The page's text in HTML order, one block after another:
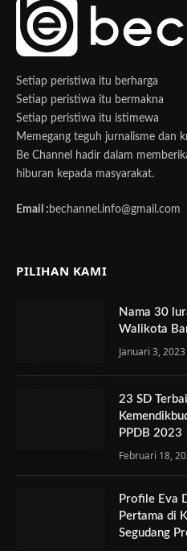
Setiap peristiwa itu berharga
Setiap peristiwa itu bermakna
Setiap peristiwa itu istimewa
Memegang teguh jurnalisme dan
Be Channel hadir dalam
hiburan kepada masyarakat.
Email : bechannel.info@gmail.com
PILIHAN KAMI
Nama 30
Walikota
Januari 3, 2023
23 SD
PPDB 2023
Februari 18,
Profile Eva
Pertama di
Segudang